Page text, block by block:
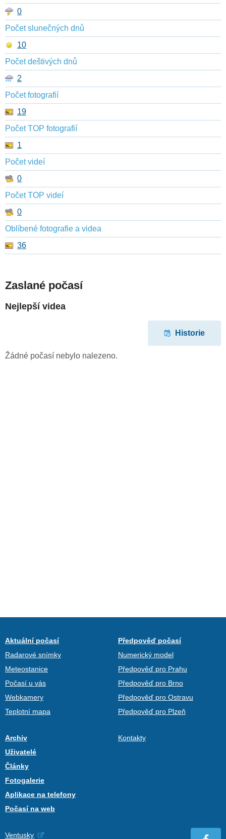
0
Počet slunečných dnů
10
Počet deštivých dnů
2
Počet fotografií
19
Počet TOP fotografií
1
Počet videí
0
Počet TOP videí
0
Oblíbené fotografie a videa
36
Zaslané počasí
Nejlepší videa
Historie
Žádné počasí nebylo nalezeno.
Aktuální počasí
Radarové snímky
Meteostanice
Počasí u vás
Webkamery
Teplotní mapa
Předpověď počasí
Numerický model
Předpověď pro Prahu
Předpověď pro Brno
Předpověď pro Ostravu
Předpověď pro Plzeň
Archiv
Uživatelé
Články
Fotogalerie
Aplikace na telefony
Počasí na web
Kontakty
Ventusky